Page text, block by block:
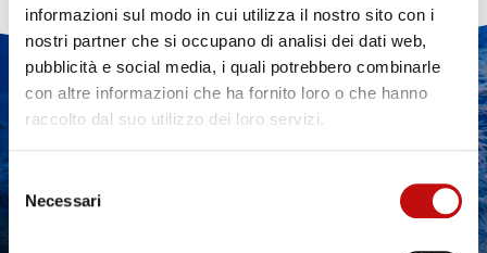
informazioni sul modo in cui utilizza il nostro sito con i
nostri partner che si occupano di analisi dei dati web,
pubblicità e social media, i quali potrebbero combinarle
con altre informazioni che ha fornito loro o che hanno
raccolto dal suo utilizzo dei loro servizi.
Selezione
delNecessari
DO YOU WANT MORE
INFORMATION ABOUT